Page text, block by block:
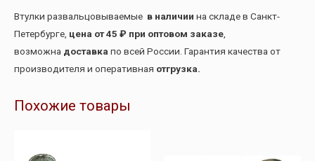
Втулки развальцовываемые в наличии на складе в Санкт-
Петербурге, цена от 45 ₽ при оптовом заказе
возможна доставка по всей России. Гарантия качества от
производителя и оперативная отгрузка.
Похожие товары